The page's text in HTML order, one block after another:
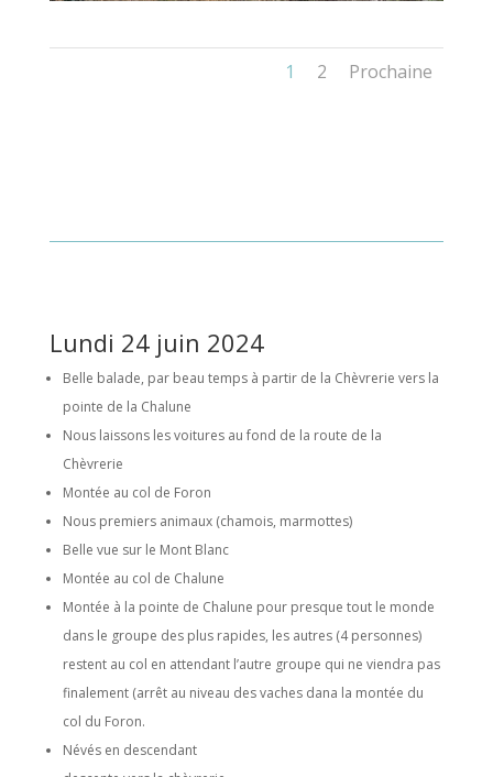
1 2 Prochaine
Lundi 24 juin 2024
Belle balade, par beau temps à partir de la Chèvrerie vers la
pointe de la Chalune
Nous laissons les voitures au fond de la route de la
Chèvrerie
Montée au col de Foron
Nous premiers animaux (chamois, marmottes)
Belle vue sur le Mont Blanc
Montée au col de Chalune
Montée à la pointe de Chalune pour presque tout le monde
dans le groupe des plus rapides, les autres (4 personnes)
restent au col en attendant l’autre groupe qui ne viendra pas
finalement (arrêt au niveau des vaches dana la montée du
col du Foron.
Névés en descendant